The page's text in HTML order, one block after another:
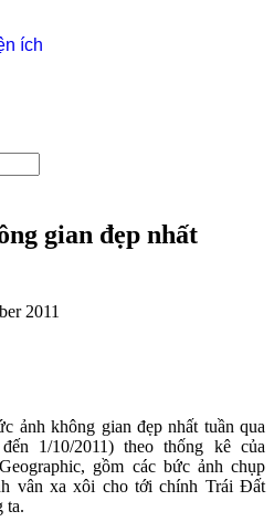
ích
gian đẹp nhất
2011
ảnh không gian đẹp nhất tuần qua
1/10/2011) theo thống kê của
gồm các bức ảnh chụp
vân xa xôi cho tới chính Trái Đất
ta.